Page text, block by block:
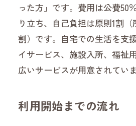
った方」です。費用は公費50
り立ち、自己負担は原則1割（
割）です。自宅での生活を支
イサービス、施設入所、福祉
広いサービスが用意されていま
利用開始までの流れ